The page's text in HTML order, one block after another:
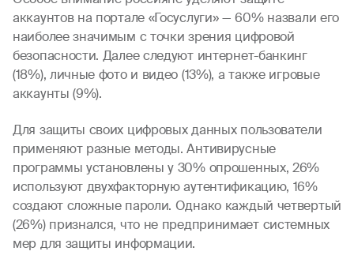
аккаунтов на портале «Госуслуги» — 60% назвали его
наиболее значимым с точки зрения цифровой
безопасности. Далее следуют интернет-банкинг
(18%), личные фото и видео (13%), а также игровые
аккаунты (9%).
Для защиты своих цифровых данных пользователи
применяют разные методы. Антивирусные
программы установлены у 30% опрошенных, 26%
используют двухфакторную аутентификацию, 16%
создают сложные пароли. Однако каждый четвертый
(26%) признался, что не предпринимает системных
мер для защиты информации.